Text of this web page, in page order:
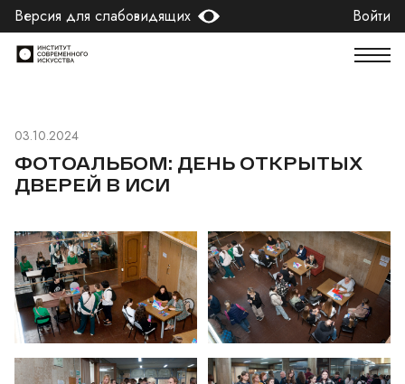
Версия для слабовидящих Войти
03.10.2024
ФОТОАЛЬБОМ: ДЕНЬ ОТКРЫТЫХ
ДВЕРЕЙ В ИСИ